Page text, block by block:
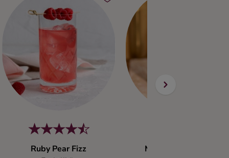
Ruby Pear Fizz
Milky Pear Paradise